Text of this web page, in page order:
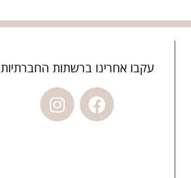
עקבו אחרינו ברשתות החברתיות